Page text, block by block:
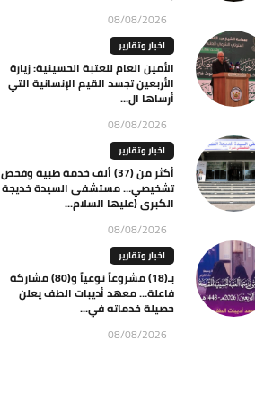
08/08/2026
اخبار وتقارير
الأمين العام للعتبة الحسينية: زيارة
الأربعين تجسد القيم الإنسانية التي
أرساها ال...
08/08/2026
اخبار وتقارير
أكثر من (37) ألف خدمة طبية وفحص
تشخيصي… مستشفى السيدة خديجة
الكبرى (عليها السلام...
08/08/2026
اخبار وتقارير
بـ(18) مشروعاً نوعياً و(80) مشاركة
فاعلة… معهد أديبات الطف يعلن
حصيلة خدماته في...
08/08/2026